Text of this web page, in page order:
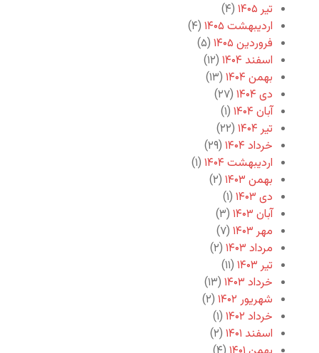
تیر ۱۴۰۵
(۴)
اردیبهشت ۱۴۰۵
(۴)
فروردین ۱۴۰۵
(۵)
اسفند ۱۴۰۴
(۱۲)
بهمن ۱۴۰۴
(۱۳)
دی ۱۴۰۴
(۲۷)
آبان ۱۴۰۴
(۱)
تیر ۱۴۰۴
(۲۲)
خرداد ۱۴۰۴
(۲۹)
اردیبهشت ۱۴۰۴
(۱)
بهمن ۱۴۰۳
(۲)
دی ۱۴۰۳
(۱)
آبان ۱۴۰۳
(۳)
مهر ۱۴۰۳
(۷)
مرداد ۱۴۰۳
(۲)
تیر ۱۴۰۳
(۱۱)
خرداد ۱۴۰۳
(۱۳)
شهریور ۱۴۰۲
(۲)
خرداد ۱۴۰۲
(۱)
اسفند ۱۴۰۱
(۲)